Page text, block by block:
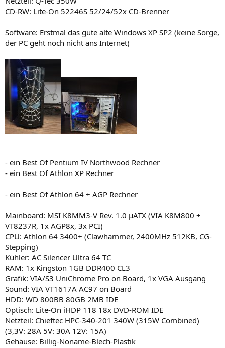
CD-RW: Lite-On 52246S 52/24/52x CD-Brenner
Software: Erstmal das gute alte Windows XP SP2 (keine Sorge,
der PC geht noch nicht ans Internet)
- ein Best Of Pentium IV Northwood Rechner
- ein Best Of Athlon XP Rechner
- ein Best Of Athlon 64 + AGP Rechner
Mainboard: MSI K8MM3-V Rev. 1.0 µATX (VIA K8M800 +
VT8237R, 1x AGP8x, 3x PCI)
CPU: Athlon 64 3400+ (Clawhammer, 2400MHz 512KB, CG-
Stepping)
Kühler: AC Silencer Ultra 64 TC
RAM: 1x Kingston 1GB DDR400 CL3
Grafik: VIA/S3 UniChrome Pro on Board, 1x VGA Ausgang
Sound: VIA VT1617A AC97 on Board
HDD: WD 800BB 80GB 2MB IDE
Optisch: Lite-On iHDP 118 18x DVD-ROM IDE
Netzteil: Chieftec HPC-340-201 340W (315W Combined)
(3,3V: 28A 5V: 30A 12V: 15A)
Gehäuse: Billig-Noname-Blech-Plastik